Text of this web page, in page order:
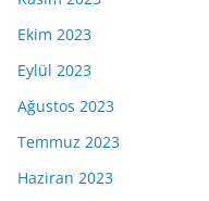
Ekim 2023
Eylül 2023
Ağustos 2023
Temmuz 2023
Haziran 2023